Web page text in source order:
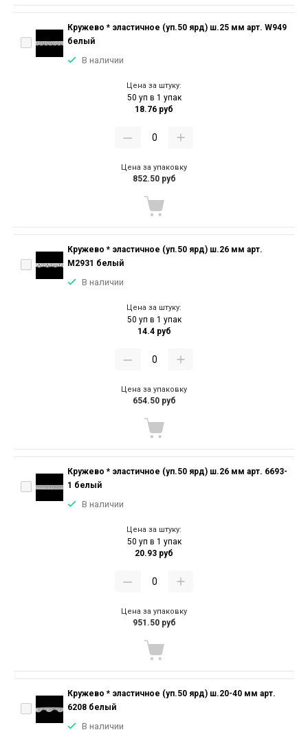
Кружево * эластичное (уп.50 ярд) ш.25 мм арт. W949
белый
В наличии
Цена за штуку:
50 уп в 1 упак
18.76 руб
Цена за упаковку
852.50 руб
Кружево * эластичное (уп.50 ярд) ш.26 мм арт.
M2931 белый
В наличии
Цена за штуку:
50 уп в 1 упак
14.4 руб
Цена за упаковку
654.50 руб
Кружево * эластичное (уп.50 ярд) ш.26 мм арт. 6693-
1 белый
В наличии
Цена за штуку:
50 уп в 1 упак
20.93 руб
Цена за упаковку
951.50 руб
Кружево * эластичное (уп.50 ярд) ш.20-40 мм арт.
6208 белый
В наличии